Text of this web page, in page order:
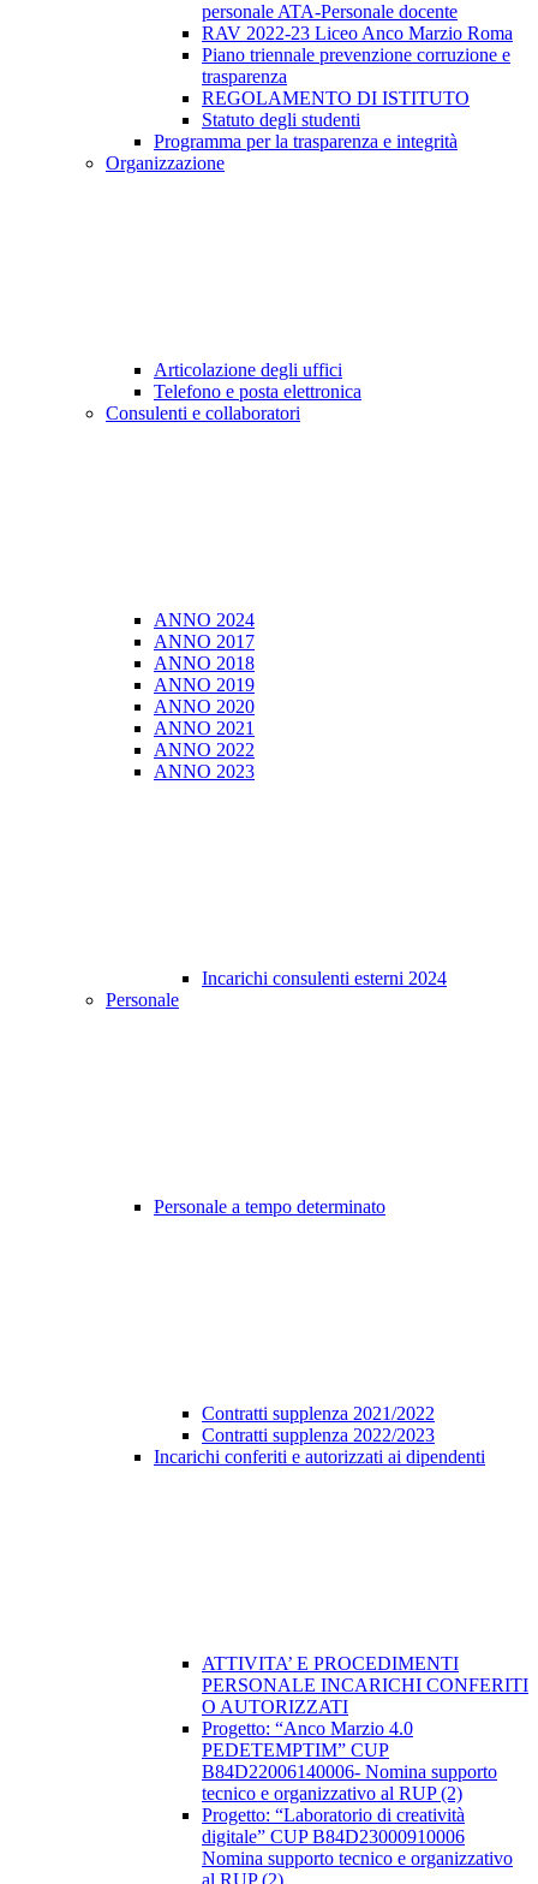
personale ATA-Personale docente
RAV 2022-23 Liceo Anco Marzio Roma
Piano triennale prevenzione corruzione e
trasparenza
REGOLAMENTO DI ISTITUTO
Statuto degli studenti
Programma per la trasparenza e integrità
Organizzazione
Articolazione degli uffici
Telefono e posta elettronica
Consulenti e collaboratori
ANNO 2024
ANNO 2017
ANNO 2018
ANNO 2019
ANNO 2020
ANNO 2021
ANNO 2022
ANNO 2023
Incarichi consulenti esterni 2024
Personale
Personale a tempo determinato
Contratti supplenza 2021/2022
Contratti supplenza 2022/2023
Incarichi conferiti e autorizzati ai dipendenti
ATTIVITA’ E PROCEDIMENTI
PERSONALE INCARICHI CONFERITI
O AUTORIZZATI
Progetto: “Anco Marzio 4.0
PEDETEMPTIM” CUP
B84D22006140006- Nomina supporto
tecnico e organizzativo al RUP (2)
Progetto: “Laboratorio di creatività
digitale” CUP B84D23000910006
Nomina supporto tecnico e organizzativo